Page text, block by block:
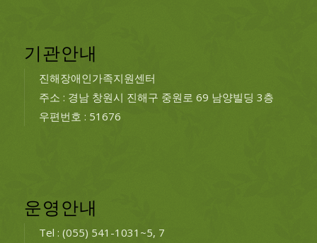
기관안내
진해장애인가족지원센터
주소 : 경남 창원시 진해구 중원로 69 남양빌딩 3층
우편번호 : 51676
운영안내
Tel : (055) 541-1031~5, 7